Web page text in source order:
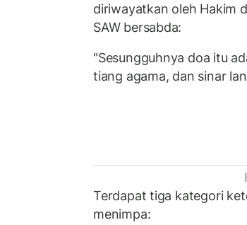
diriwayatkan oleh Hakim
SAW bersabda:
"Sesungguhnya doa itu
tiang agama, dan sinar
Terdapat tiga kategori
menimpa: